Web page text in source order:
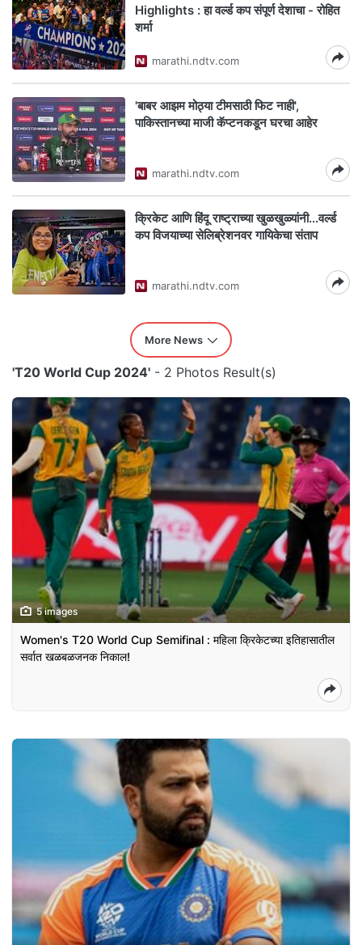
Highlights : हा वर्ल्ड कप संपूर्ण देशाचा - रोहित
शर्मा
marathi.ndtv.com
'बाबर आझम मोठ्या टीमसाठी फिट नाही',
पाकिस्तानच्या माजी कॅप्टनकडून घरचा आहेर
marathi.ndtv.com
क्रिकेट आणि हिंदू राष्ट्राच्या खुळखुळ्यांनी...वर्ल्ड
कप विजयाच्या सेलिब्रेशनवर गायिकेचा संताप
marathi.ndtv.com
More News
'T20 World Cup 2024' - 2 Photos Result(s)
5 images
Women's T20 World Cup Semifinal : महिला क्रिकेटच्या इतिहासातील
सर्वात खळबळजनक निकाल!